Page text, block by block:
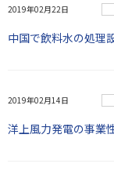
2019年02月22日
中国で飲料水の処理
2019年02月14日
洋上風力発電の事業